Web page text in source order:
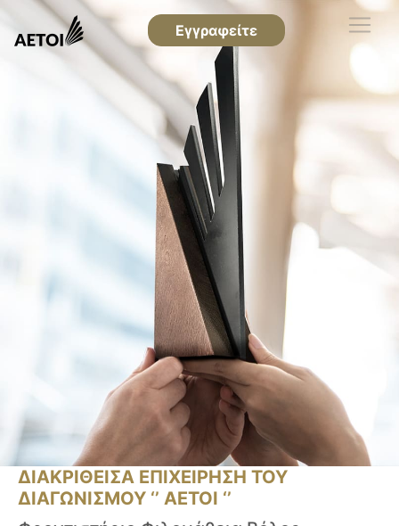
Εγγραφείτε
ΔΙΑΚΡΙΘΕΙΣΑ ΕΠΙΧΕΙΡΗΣΗ ΤΟΥ
ΔΙΑΓΩΝΙΣΜΟΥ ‘’ ΑΕΤΟΙ ‘’